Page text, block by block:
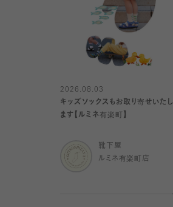
2026.08.03
キッズソックスもお取り寄せいたし
ます【ルミネ有楽町】
靴下屋
ルミネ有楽町店